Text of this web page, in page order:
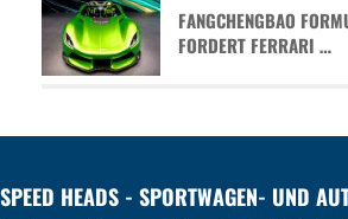
FANGCHENGBAO
FORDERT FERRARI …
SPEED HEADS - SPORTWAGEN- UND